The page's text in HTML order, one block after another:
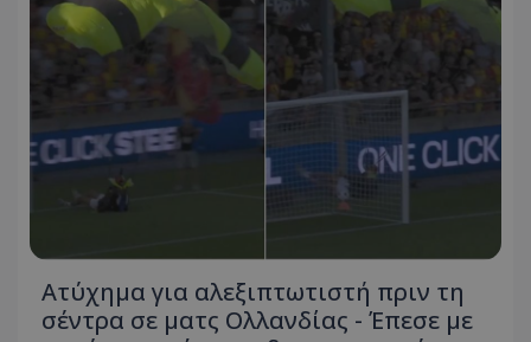
Ατύχημα για αλεξιπτωτιστή πριν τη
σέντρα σε ματς Ολλανδίας - Έπεσε με